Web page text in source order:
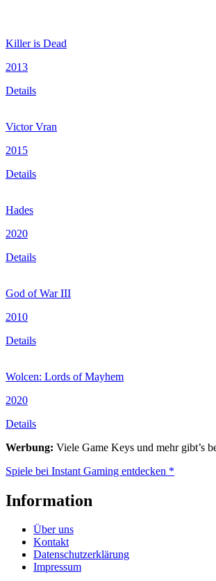
Killer is Dead
2013
Details
Victor Vran
2015
Details
Hades
2020
Details
God of War III
2010
Details
Wolcen: Lords of Mayhem
2020
Details
Werbung: Viele Game Keys und mehr gibt’s
Spiele bei Instant Gaming entdecken *
Information
Über uns
Kontakt
Datenschutzerklärung
Impressum